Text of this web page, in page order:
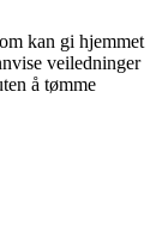
kan gi hjemmet
veiledninger
å tømme